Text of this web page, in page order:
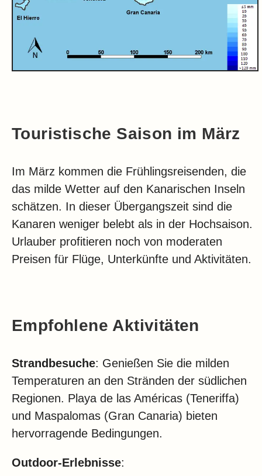
Touristische Saison im März
Im März kommen die Frühlingsreisenden, die
das milde Wetter auf den Kanarischen Inseln
schätzen. In dieser Übergangszeit sind die
Kanaren weniger belebt als in der Hochsaison.
Urlauber profitieren noch von moderaten
Preisen für Flüge, Unterkünfte und Aktivitäten.
Empfohlene Aktivitäten
Strandbesuche: Genießen Sie die milden
Temperaturen an den Stränden der südlichen
Regionen. Playa de las Américas (Teneriffa)
und Maspalomas (Gran Canaria) bieten
hervorragende Bedingungen.
Outdoor-Erlebnisse: